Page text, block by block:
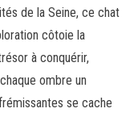
de la Seine, ce chat
côtoie la
à conquérir,
ombre un
se cache